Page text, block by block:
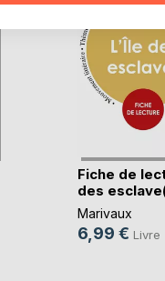
Fiche de
des
Marivaux
6,99 € Livre